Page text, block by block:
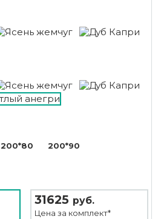
200*80 200*90
31625 руб.
Цена за комплект*